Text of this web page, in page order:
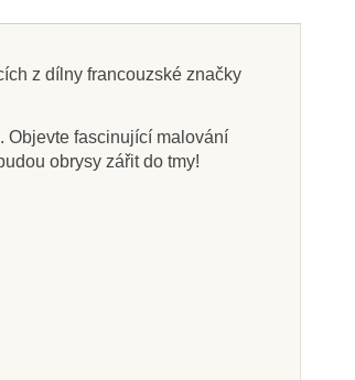
z dílny francouzské značky
Objevte fascinující malování
obrysy zářit do tmy!